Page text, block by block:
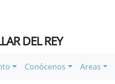
DEL REY
Conócenos Areas